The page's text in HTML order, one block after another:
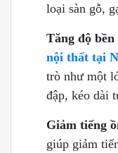
loại sàn gỗ,
Tăng độ bền
nội thất tại
trò như một
đập, kéo dài
Giảm tiếng
giúp giảm